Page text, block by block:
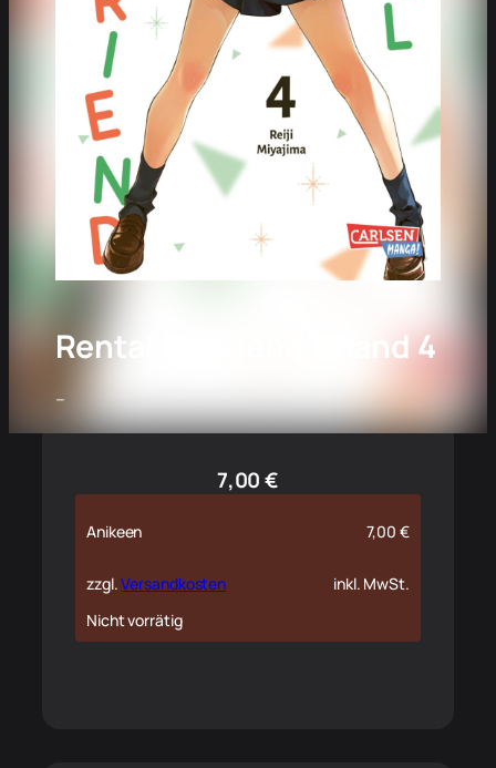
Rental Girlfriend – Band 4
–
7,00€
Anikeen 7,00€
zzgl.Versandkosten
inkl. MwSt.
Nicht vorrätig